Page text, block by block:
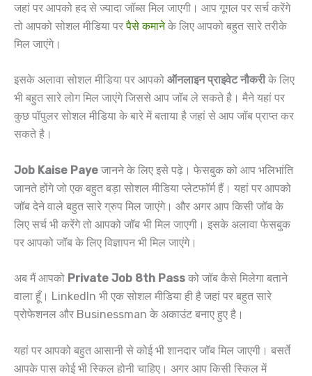
जहां पर आपको हद से ज्यादा जॉब्स मिल जाएगी। आप गूगल पर सर्च करेंगे
तो आपको सोशल मीडिया परपैसे कमानेके लिए आपको बहुत सारे तरीके
मिल जाएंगे।
इसके अलावा सोशल मीडिया पर आपको ऑनलाइन प्राइवेट नौकरीके लिए
भी बहुत सारे लोग मिल जाएंगे जिससे आप जॉब ले सकते है। मैने यहां पर
कुछ पॉपुलर सोशल मीडिया के बारे में बताया है जहां से आप जॉब प्राप्त कर
सकते है।
Job Kaise Paye जानने के लिए इसे पढ़े। फेसबुक को आप भलिभांति
जानते होंगे जो एक बहुत बड़ा सोशल मीडिया प्लेटफॉर्म हैं। यहां पर आपको
जॉब देने वाले बहुत सारे ग्रुप मिल जाएंगे। और अगर आप किसी जॉब के
लिए सर्च भी करेंगे तो आपको जॉब भी मिल जाएगी। इसके अलावा फेसबुक
पर आपको जॉब के लिए विज्ञापन भी मिल जाएंगे।
अब मैं आपको Private Job 8th Pass को जॉब कैसे मिलेगा बताने
वाला हूँ। LinkedIn भी एक सोशल मीडिया ही है जहां पर बहुत सारे
प्रोफेशनल और Businessman के अकाउंट बनाए हुए है।
यहां पर आपको बहुत आसानी से कोई भी शानदार जॉब मिल जाएगी। बसर्ते
आपके पास कोई भी स्किल होनी चाहिए। अगर आप किसी स्किल में